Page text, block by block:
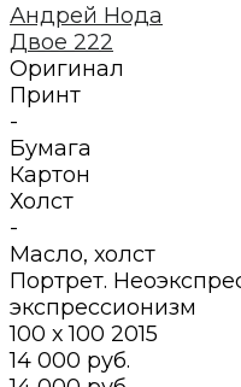
Андрей Нода
Двое 222
Оригинал
Принт
-
Бумага
Картон
Холст
-
Масло, холст
Портрет.
экспрессионизм
100 х 100 2015
14 000 руб.